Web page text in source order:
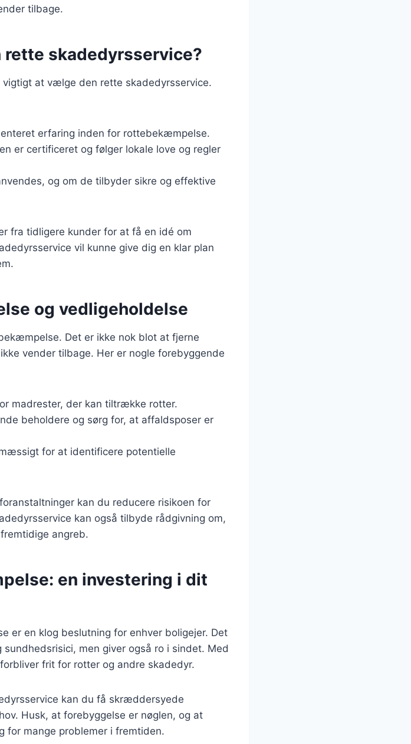
tilbage.
skadedyrsservice?
at vælge den rette skadedyrsservice.
erfaring inden for rottebekæmpelse.
er certificeret og følger lokale love og regler
og om de tilbyder sikre og effektive
fra tidligere kunder for at få en idé om
vil kunne give dig en klar plan
og vedligeholdelse
Det er ikke nok blot at fjerne
vender tilbage. Her er nogle forebyggende
madrester, der kan tiltrække rotter.
beholdere og sørg for, at affaldsposer er
for at identificere potentielle
kan du reducere risikoen for
kan også tilbyde rådgivning om,
angreb.
en investering i dit
er en klog beslutning for enhver boligejer. Det
men giver også ro i sindet. Med
frit for rotter og andre skadedyr.
kan du få skræddersyede
Husk, at forebyggelse er nøglen, og at
for mange problemer i fremtiden.